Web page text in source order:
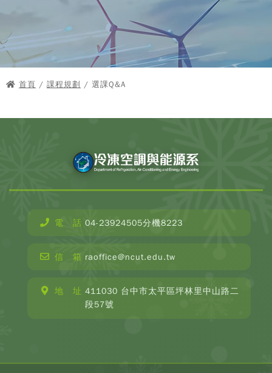
首頁 / 課程規劃 / 選課Q&A
電 話 04-23924505分機8223
信 箱 raoffice@ncut.edu.tw
地 址 411030 台中市太平區坪林里中山路二
段57號